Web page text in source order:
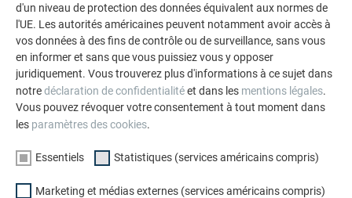
d'un niveau de protection des données équivalent aux normes de
l'UE. Les autorités américaines peuvent notamment avoir accès à
vos données à des fins de contrôle ou de surveillance, sans vous
en informer et sans que vous puissiez vous y opposer
juridiquement. Vous trouverez plus d'informations à ce sujet dans
notredéclaration de confidentialitéet dans les mentions légales.
Vous pouvez révoquer votre consentement à tout moment dans
les paramètres des cookies.
Essentiels Statistiques (services américains compris)
Marketing et médias externes (services américains compris)